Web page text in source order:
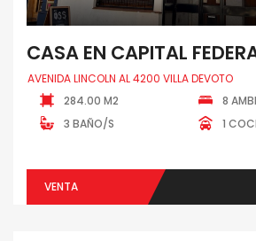
CASA EN CAPITAL
AVENIDA LINCOLN AL 4200 VILLA DEVOTO
284.00 M2
8
3 BAÑO/S
1
VENTA